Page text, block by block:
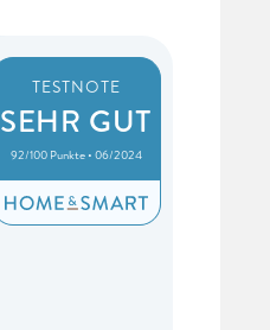
TESTNOTE
SEHR GUT
92/100 Punkte • 06/2024